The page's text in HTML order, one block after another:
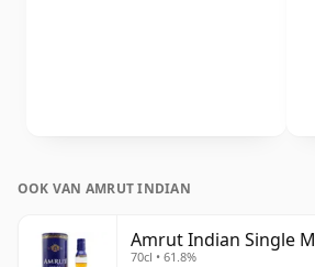
OOK VAN AMRUT INDIAN
Amrut Indian Single
70cl • 61.8%